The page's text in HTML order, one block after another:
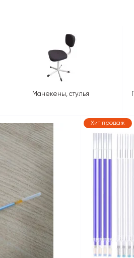
Манекены, стулья
Хит продаж